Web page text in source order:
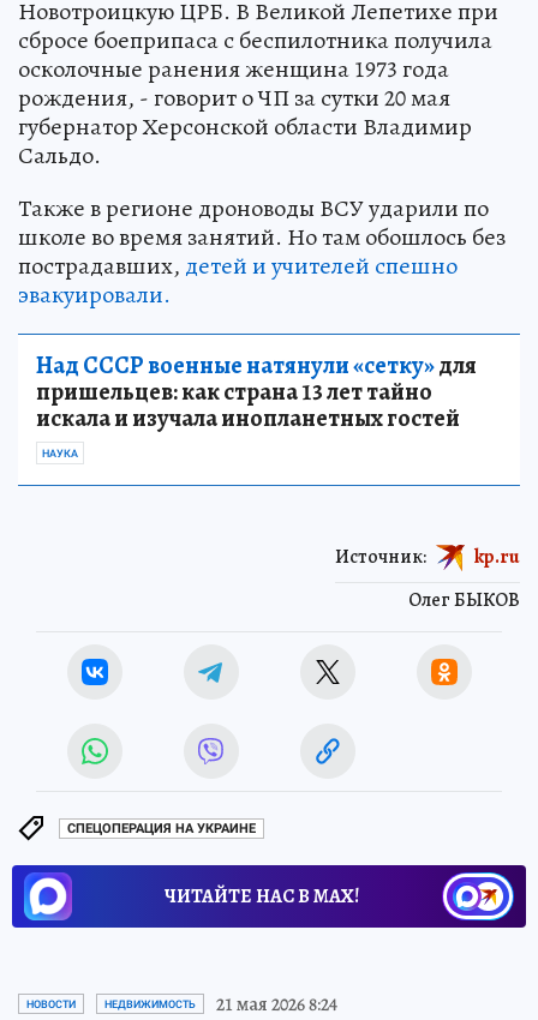
Новотроицкую ЦРБ. В Великой Лепетихе при
сбросе боеприпаса с беспилотника получила
осколочные ранения женщина 1973 года
рождения, - говорит о ЧП за сутки 20 мая
губернатор Херсонской области Владимир
Сальдо.
Также в регионе дроноводы ВСУ ударили по
школе во время занятий. Но там обошлось без
пострадавших, детей и учителей спешно
эвакуировали.
Над СССР военные натянули «сетку»для
пришельцев: как страна 13 лет тайно
искала и изучала инопланетных гостей
НАУКА
Олег БЫКОВ
Источник: kp.ru
СПЕЦОПЕРАЦИЯ НА УКРАИНЕ
ЧИТАЙТЕ НАС В МАХ!
НОВОСТИ НЕДВИЖИМОСТЬ 21 мая 2026 8:24